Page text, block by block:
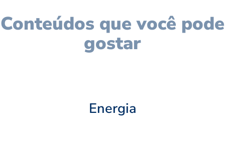
Conteúdos que você pode
gostar
Energia